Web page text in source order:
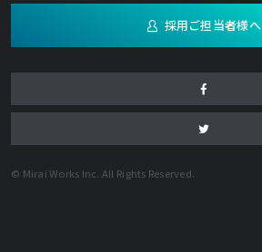
採用ご担当者様へ
© Mirai Works Inc. All Rights Reserved.